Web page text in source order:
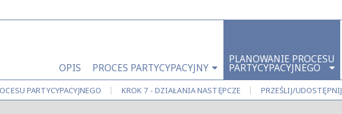
OPIS PROCES PARTYCYPACYJNY
PLANOWANIE PROCESU
PARTYCYPACYJNEGO
PARTYCYPACYJNEGO | KROK 7 - DZIAŁANIA NASTĘPCZE | PRZEŚLIJ/UDOSTĘPNIJ